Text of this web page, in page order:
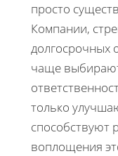
просто
Компании,
долгосрочных
чаще
только
способствуют
воплощения